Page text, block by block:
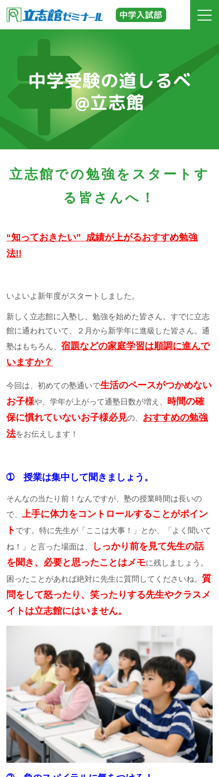
立志館の特長
校舎紹介
中学受験の道しるべ
よくあるご質問
立志館での勉強をスタートす
る皆さんへ！
“知っておきたい” 成績が上がるおすすめ勉強
法!!
いよいよ新年度がスタートしました。
新しく立志館に入塾し、勉強を始めた皆さん。すでに立志
館に通われていて、２月から新学年に進級した皆さん。通
塾はもちろん、宿題などの家庭学習は順調に進んで
いますか？
今回は、初めての塾通いで生活のペースがつかめない
お子様や、学年が上がって通塾日数が増え、 時間の確
保に慣れていないお子様必見の、 おすすめの勉強
法をお伝えします！
➀ 授業は集中して聞きましょう。
そんなの当たり前！なんですが、塾の授業時間は長いの
で、 上手に体力をコントロールすることがポイン
ト です。特に先生が「ここは大事！」とか、「よく聞いて
ね！」と言った場面は、
しっかり前を見て先生の話
を聞き、必要と思ったことはメモに残しましょう。
困ったことがあれば絶対に先生に質問してくださいね。質
問をして怒ったり、笑ったりする先生やクラスメ
イトは立志館にはいません。